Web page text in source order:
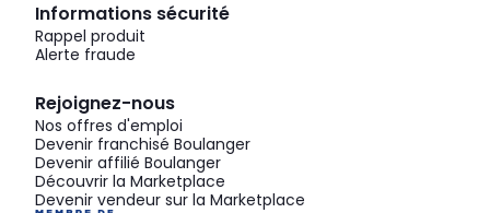
Informations sécurité
Rappel produit
Alerte fraude
Rejoignez-nous
Nos offres d'emploi
Devenir franchisé Boulanger
Devenir affilié Boulanger
Découvrir la Marketplace
Devenir vendeur sur la Marketplace